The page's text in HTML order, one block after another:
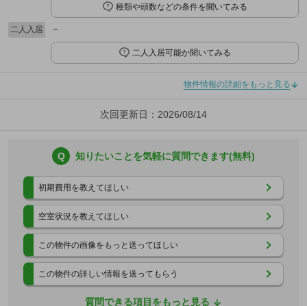
種類や頭数などの条件を聞いてみる
二人入居 －
二人入居可能か聞いてみる
物件情報の詳細をもっと見る
次回更新日：2026/08/14
Q 知りたいことを気軽に質問できます(無料)
初期費用を教えてほしい
空室状況を教えてほしい
この物件の画像をもっと送ってほしい
この物件の詳しい情報を送ってもらう
質問できる項目をもっと見る